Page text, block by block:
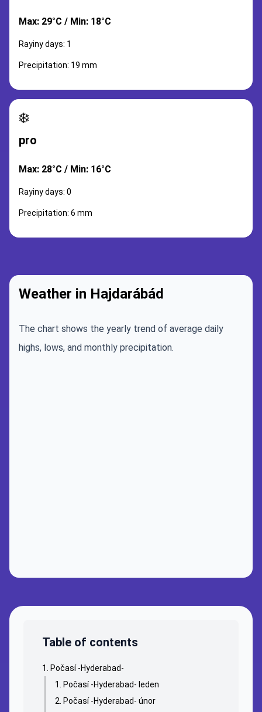
Max: 29°C / Min: 18°C
Rayiny days: 1
Precipitation: 19 mm
❄️
pro
Max: 28°C / Min: 16°C
Rayiny days: 0
Precipitation: 6 mm
Weather in Hajdarábád
The chart shows the yearly trend of average daily
highs, lows, and monthly precipitation.
Table of contents
Počasí -Hyderabad-
Počasí -Hyderabad- leden
Počasí -Hyderabad- únor